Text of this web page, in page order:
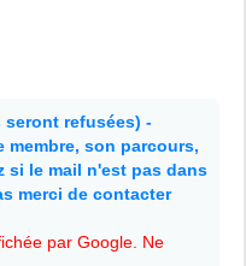
refusées) -
son parcours,
si le mail n'est pas dans
merci de contacter
par Google. Ne